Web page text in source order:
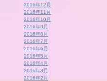
2016年12月
2016年11月
2016年10月
2016年9月
2016年8月
2016年7月
2016年6月
2016年5月
2016年4月
2016年3月
2016年2月